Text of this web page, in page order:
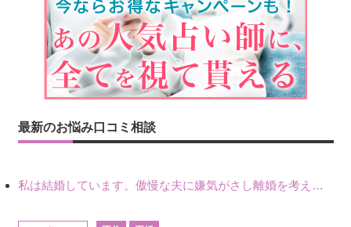
最新のお悩み口コミ相談
私は結婚しています。傲慢な夫に嫌気がさし離婚を考えていたときに、彼と出会いました。彼には恋人がいましたが、話をするうちに、夫とのことを相談するようにな